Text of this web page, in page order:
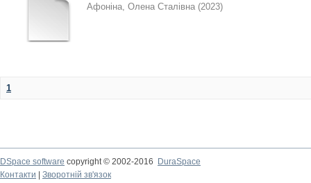
Афоніна, Олена Сталівна (2023)
1
DSpace software copyright © 2002-2016
DuraSpace
Контакти
Зворотній зв'язок